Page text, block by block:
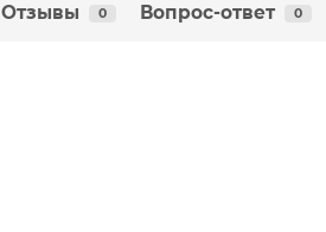
Отзывы 0 Вопрос-ответ 0